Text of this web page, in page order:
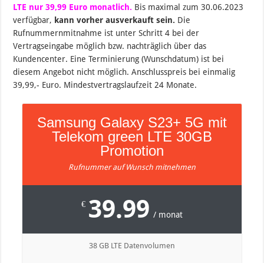
LTE nur 39,99 Euro monatlich. Bis maximal zum 30.06.2023
verfügbar, kann vorher ausverkauft sein. Die
Rufnummernmitnahme ist unter Schritt 4 bei der
Vertragseingabe möglich bzw. nachträglich über das
Kundencenter. Eine Terminierung (Wunschdatum) ist bei
diesem Angebot nicht möglich. Anschlusspreis bei einmalig
39,99,- Euro. Mindestvertragslaufzeit 24 Monate.
Samsung Galaxy S23+ 5G mit
Telekom green LTE 30GB
Promotion
Rufnummer auf Wunsch mitnehmen
€ 39.99 / monat
38 GB LTE Datenvolumen